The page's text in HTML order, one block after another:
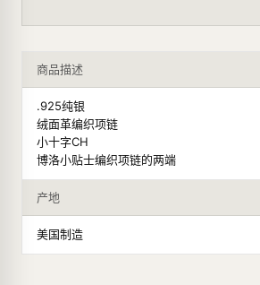
商品描述
.925纯银
绒面革编织项链
小十字CH
博洛小贴士编织项链的两端
产地
美国制造